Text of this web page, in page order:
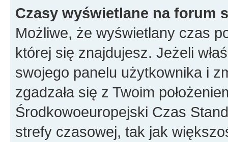
Czasy wyświetlane na forum
Możliwe, że wyświetlany czas
której się znajdujesz. Jeżeli
swojego panelu użytkownika i
zgadzała się z Twoim
Środkowoeuropejski Czas
strefy czasowej, tak jak